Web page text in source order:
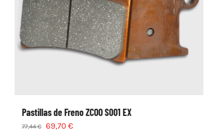
Pastillas de Freno ZCOO S001 EX
77,44€ 69,70 €